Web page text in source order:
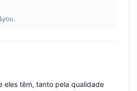
eles têm, tanto pela qualidade